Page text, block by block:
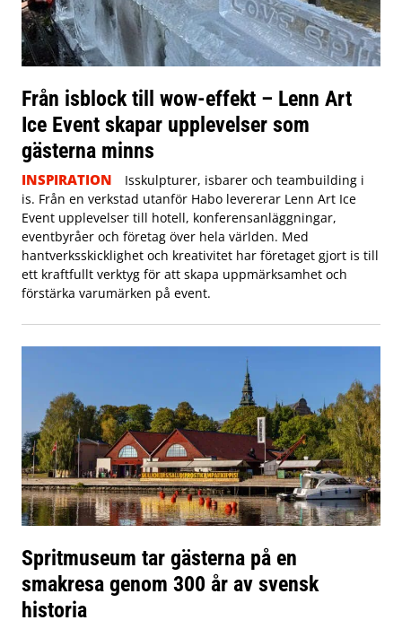
Från isblock till wow-effekt – Lenn Art
Ice Event skapar upplevelser som
gästerna minns
INSPIRATION
Isskulpturer, isbarer och teambuilding i
is. Från en verkstad utanför Habo levererar Lenn Art Ice
Event upplevelser till hotell, konferensanläggningar,
eventbyråer och företag över hela världen. Med
hantverksskicklighet och kreativitet har företaget gjort is till
ett kraftfullt verktyg för att skapa uppmärksamhet och
förstärka varumärken på event.
Spritmuseum tar gästerna på en
smakresa genom 300 år av svensk
historia